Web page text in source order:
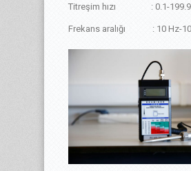
Titreşim hızı : 0.1-199.9
Frekans aralığı : 10 Hz-